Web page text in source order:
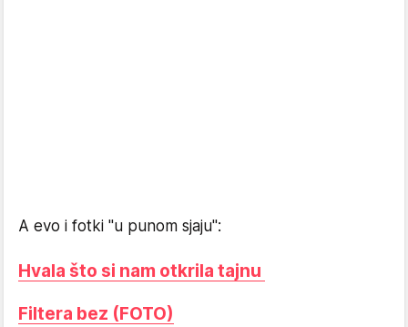
A evo i fotki "u punom sjaju":
Hvala što si nam otkrila tajnu
Filtera bez (FOTO)